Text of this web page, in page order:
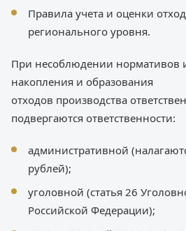
Правила учета и оценки
регионального уровня.
При несоблюдении нормативов
накопления и образования
отходов производства
подвергаются ответственности:
административной
рублей);
уголовной (статья 26
Российской Федерации);